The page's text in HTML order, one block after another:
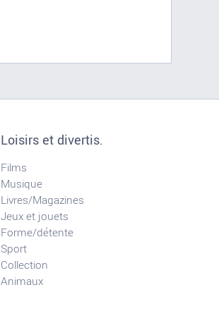
Loisirs et divertis.
Films
Musique
Livres/Magazines
Jeux et jouets
Forme/détente
Sport
Collection
Animaux